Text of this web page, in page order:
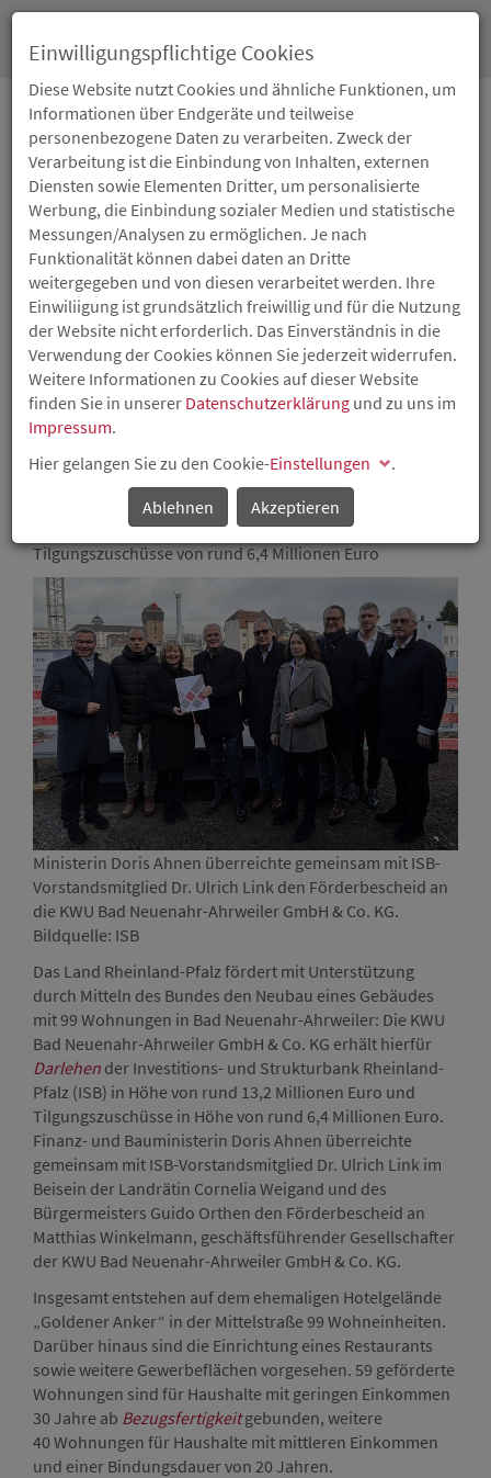
05.12.2025
SOZIAL GEFÖRDERTER
WOHNUNGSBAU AUF
DEM EHEMALIGEN
HOTELGELÄNDE
„GOLDENER ANKER“ IN
BAD NEUENAHR-
AHRWEILER
Darlehenin Höhe von rund 13,2 Millionen Euro und
Tilgungszuschüsse von rund 6,4 Millionen Euro
Ministerin Doris Ahnen überreichte gemeinsam mit ISB-
Vorstandsmitglied Dr. Ulrich Link den Förderbescheid an
die KWU Bad Neuenahr-Ahrweiler GmbH & Co. KG.
Bildquelle: ISB
Das Land Rheinland-Pfalz fördert mit Unterstützung
durch Mitteln des Bundes den Neubau eines Gebäudes
mit 99 Wohnungen in Bad Neuenahr-Ahrweiler: Die KWU
Bad Neuenahr-Ahrweiler GmbH & Co. KG erhält hierfür
Darlehen der Investitions- und Strukturbank Rheinland-
Pfalz (ISB) in Höhe von rund 13,2 Millionen Euro und
Tilgungszuschüsse in Höhe von rund 6,4 Millionen Euro.
Finanz- und Bauministerin Doris Ahnen überreichte
gemeinsam mit ISB-Vorstandsmitglied Dr. Ulrich Link im
Beisein der Landrätin Cornelia Weigand und des
Bürgermeisters Guido Orthen den Förderbescheid an
Matthias Winkelmann, geschäftsführender Gesellschafter
der KWU Bad Neuenahr-Ahrweiler GmbH & Co. KG.
Insgesamt entstehen auf dem ehemaligen Hotelgelände
„Goldener Anker“ in der Mittelstraße 99 Wohneinheiten.
Darüber hinaus sind die Einrichtung eines Restaurants
sowie weitere Gewerbeflächen vorgesehen. 59 geförderte
Wohnungen sind für Haushalte mit geringen Einkommen
30 Jahre ab Bezugsfertigkeitgebunden, weitere
40 Wohnungen für Haushalte mit mittleren Einkommen
und einer Bindungsdauer von 20 Jahren.
Einwilligungspflichtige Cookies
Diese Website nutzt Cookies und ähnliche Funktionen, um
Informationen über Endgeräte und teilweise
personenbezogene Daten zu verarbeiten. Zweck der
Verarbeitung ist die Einbindung von Inhalten, externen
Diensten sowie Elementen Dritter, um personalisierte
Werbung, die Einbindung sozialer Medien und statistische
Messungen/Analysen zu ermöglichen. Je nach
Funktionalität können dabei daten an Dritte
weitergegeben und von diesen verarbeitet werden. Ihre
Einwiliigung ist grundsätzlich freiwillig und für die Nutzung
der Website nicht erforderlich. Das Einverständnis in die
Verwendung der Cookies können Sie jederzeit widerrufen.
Weitere Informationen zu Cookies auf dieser Website
finden Sie in unserer Datenschutzerklärung und zu uns im
Impressum.
Hier gelangen Sie zu den Cookie-Einstellungen
.
Ablehnen
Akzeptieren